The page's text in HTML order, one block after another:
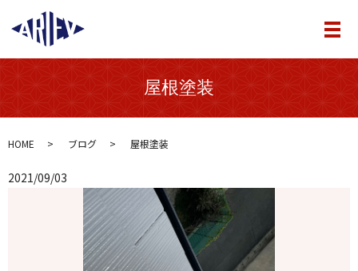
メ
屋根塗装
HOME ブログ 屋根塗装
2021/09/03